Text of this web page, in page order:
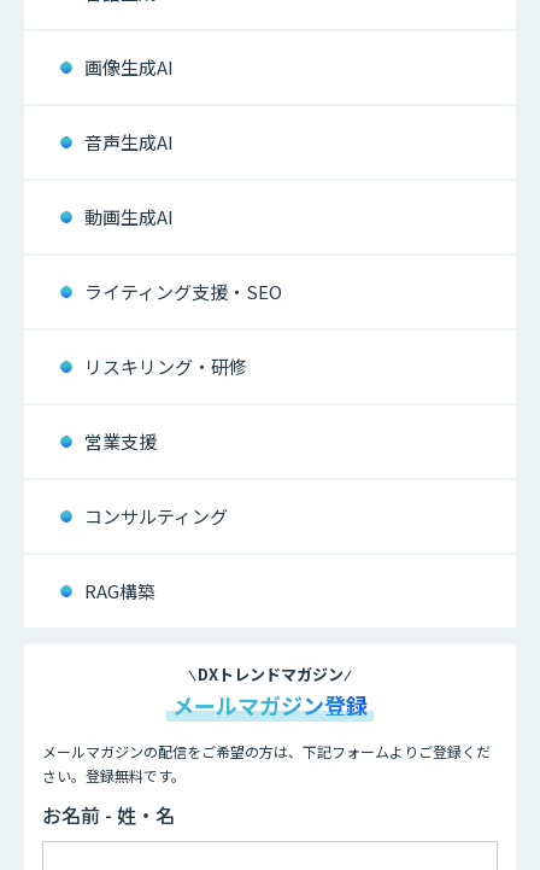
画像生成AI
音声生成AI
動画生成AI
ライティング支援・SEO
リスキリング・研修
営業支援
コンサルティング
RAG構築
DXトレンドマガジン
メールマガジン登録
メールマガジンの配信をご希望の方は、下記フォームよりご登録くだ
さい。登録無料です。
お名前 - 姓・名